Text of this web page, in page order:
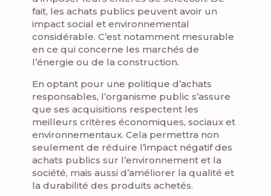
fait, les achats publics peuvent avoir un
impact social et environnemental
considérable. C’est notamment mesurable
en ce qui concerne les marchés de
l’énergie ou de la construction.
En optant pour une politique d’achats
responsables, l’organisme public s’assure
que ses acquisitions respectent les
meilleurs critères économiques, sociaux et
environnementaux. Cela permettra non
seulement de réduire l’impact négatif des
achats publics sur l’environnement et la
société, mais aussi d’améliorer la qualité et
la durabilité des produits achetés.